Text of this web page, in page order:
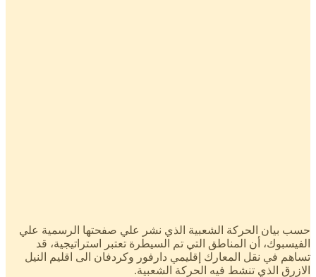
حسب بيان الحركة الشعبية الذي نشر علي صفحتها الرسمية علي
الفيسبوك، أن المناطق التي تم السيطرة تعتبر استراتيجية، قد
تساهم في نقل المعارك إقليمي دارفور وكردفان الى اقليم النيل
الازرق الذي تنشط فيه الحركة الشعبية.